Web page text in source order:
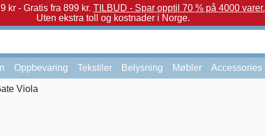
kr - Gratis fra 899 kr. TILBUD - Spar opptil 70 % på 4000 varer.
Uten ekstra toll og kostnader i Norge.
Oppbevaring Tekstiler Belysning Møbler Accessories
Viola